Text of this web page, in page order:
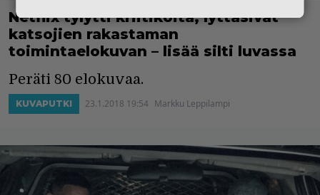
Netflix tylytti kriitikoita, lyttäsivät
katsojien rakastaman
toimintaelokuvan – lisää silti luvassa
Peräti 80 elokuvaa.
KUVAPUTKI 23.1.2018 19:54 Markku Leppilampi